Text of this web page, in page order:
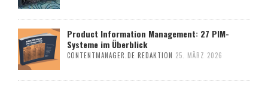
Product Information Management: 27 PIM-
Systeme im Überblick
CONTENTMANAGER.DE REDAKTION 25. MÄRZ 2026